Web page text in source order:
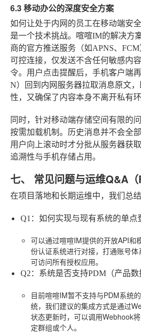
6.3 移动办公的深度安全方案
如何让处于内网的员工在移动端安
是一个技术挑战。喧喧IM的解决方
商的官方推送服务（如APNS、
可控连接，仅发送不含任何敏感内
令。用户点击提醒后，手机客户端
N）回到内网服务器拉取消息原文
性，又确保了内容本身不离开私有环
同时，针对移动端存储空间有限的
按需加载机制。历史消息并不会全
用户向上滚动时才分批从服务器获
追溯性与手机存储占用。
七、 常见问题与运维Q&A（
在项目落地和长期运维中，我们总
Q1：如何实现与现有系统的单点
可以通过喧喧IM提供的开放API和
份认证系统进行对接，打通账号
可访问所有授权应用。
Q2：系统是否支持PDM（产品数
目前喧喧IM暂不支持与PDM系统
统，我们建议的集成方式是通过
状态更新时，可以调用Webhook
定群组或个人。